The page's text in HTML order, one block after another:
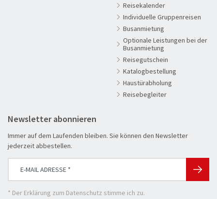
SUCHEN & BUCHEN
Eröffnungs- & Abschlussreisen
Genussreise
Herbstreise
Leserreisen
Osterreisen
© Stefan Gregorowius
Reisekalender
Individuelle Gruppenreisen
Busanmietung
Optionale Leistungen bei der
Busanmietung
Reisegutschein
Katalogbestellung
Haustürabholung
Reisebegleiter
Newsletter abonnieren
Immer auf dem Laufenden bleiben. Sie können den Newsletter
jederzeit abbestellen.
* Der Erklärung zum Datenschutz stimme ich zu.